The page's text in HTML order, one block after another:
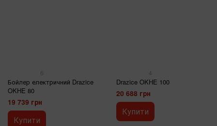
6
Бойлер електричний Drazice
OKHE 80
19 739 грн
Купити
4
Drazice OKHE 100
20 688 грн
Купити